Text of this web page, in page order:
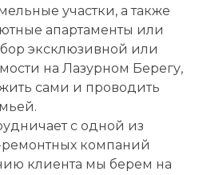
участки, а также
апартаменты или
эксклюзивной или
на Лазурном Берегу,
сами и проводить
с одной из
компаний
клиента мы берем на